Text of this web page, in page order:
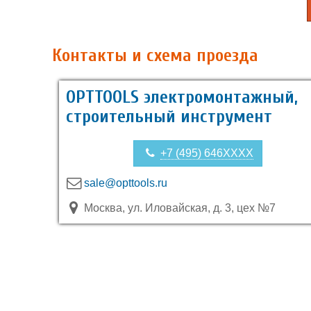
Контакты и схема проезда
OPTTOOLS электромонтажный,
строительный инструмент
+7 (495) 646XXXX
sale@opttools.ru
Москва, ул. Иловайская, д. 3, цех №7